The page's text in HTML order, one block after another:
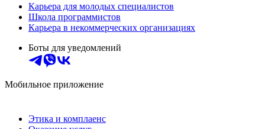
Карьера для молодых специалистов
Школа программистов
Карьера в некоммерческих организациях
Боты для уведомлений
Мобильное приложение
Этика и комплаенс